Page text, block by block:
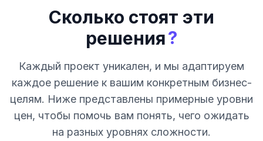
Сколько стоят эти
решения?
Каждый проект уникален, и мы адаптируем
каждое решение к вашим конкретным бизнес-
целям. Ниже представлены примерные уровни
цен, чтобы помочь вам понять, чего ожидать
на разных уровнях сложности.